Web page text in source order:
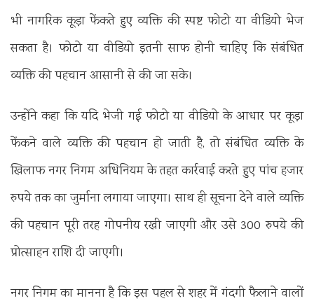
भी नागरिक कूड़ा फेंकते हुए व्यक्ति की स्पष्ट फोटो या वीडियो भेज
सकता है। फोटो या वीडियो इतनी साफ होनी चाहिए कि संबंधित
व्यक्ति की पहचान आसानी से की जा सके।
उन्होंने कहा कि यदि भेजी गई फोटो या वीडियो के आधार पर कूड़ा
फेंकने वाले व्यक्ति की पहचान हो जाती है, तो संबंधित व्यक्ति के
खिलाफ नगर निगम अधिनियम के तहत कार्रवाई करते हुए पांच हजार
रुपये तक का जुर्माना लगाया जाएगा। साथ ही सूचना देने वाले व्यक्ति
की पहचान पूरी तरह गोपनीय रखी जाएगी और उसे 300 रुपये की
प्रोत्साहन राशि दी जाएगी।
नगर निगम का मानना है कि इस पहल से शहर में गंदगी फैलाने वालों